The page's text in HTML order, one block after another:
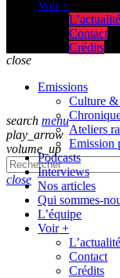
Voir +
Contact
Crédits
search menu
play_arrow
volume_up
close
close
Emissions
Culture &
Ateliers
Emission
Podcasts
Interviews
Nos articles
Qui sommes-
L’équipe
Voir +
Contact
Crédits